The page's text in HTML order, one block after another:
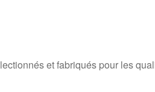
et fabriqués pour les